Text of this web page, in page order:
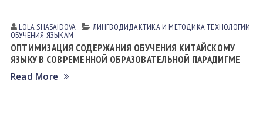
LOLA SHASAIDOVA ЛИНГВОДИДАКТИКА И МЕТОДИКАТЕХНОЛОГИИ
ОБУЧЕНИЯ ЯЗЫКАМ
ОПТИМИЗАЦИЯ СОДЕРЖАНИЯ ОБУЧЕНИЯ КИТАЙСКОМУ
ЯЗЫКУ В СОВРЕМЕННОЙ ОБРАЗОВАТЕЛЬНОЙ ПАРАДИГМЕ
Read More